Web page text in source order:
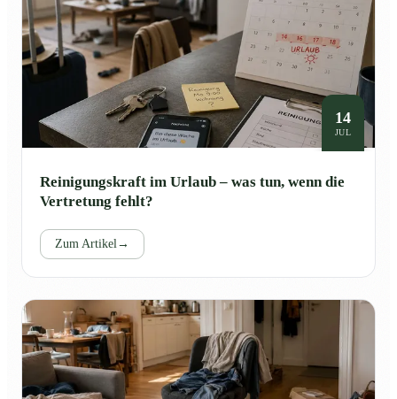
14
JUL
Reinigungskraft im Urlaub – was tun, wenn die
Vertretung fehlt?
Zum Artikel→